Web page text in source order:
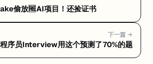
偷放🆓AI项目！还捡证书
下一篇 →
程序员Interview用这个预测了70%的题